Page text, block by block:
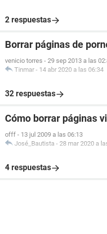
2 respuestas
Borrar páginas de
venicio torres - 29 sep 2013 a las
Tinmar - 14 abr 2020 a las 06:34
32 respuestas
Cómo borrar páginas
offf - 13 jul 2009 a las 06:13
José_Bautista - 28 mar 2020 a
4 respuestas